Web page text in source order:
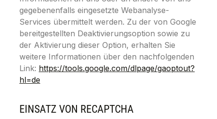
gegebenenfalls eingesetzte Webanalyse-
Services übermittelt werden. Zu der von Google
bereitgestellten Deaktivierungsoption sowie zu
der Aktivierung dieser Option, erhalten Sie
weitere Informationen über den nachfolgenden
Link: https://tools.google.com/dlpage/gaoptout?
hl=de
EINSATZ VON RECAPTCHA